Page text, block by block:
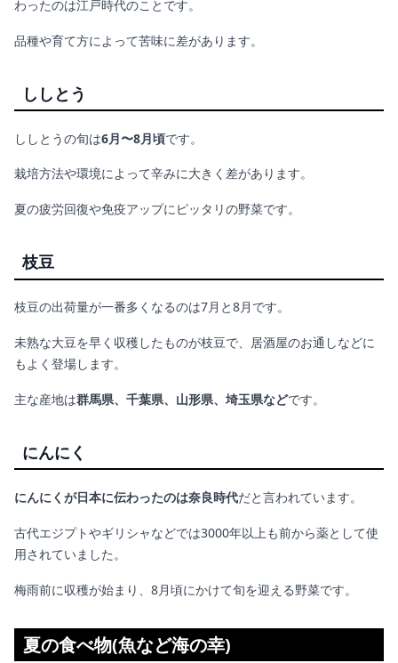
わったのは江戸時代のことです。
品種や育て方によって苦味に差があります。
ししとう
ししとうの旬は6月〜8月頃です。
栽培方法や環境によって辛みに大きく差があります。
夏の疲労回復や免疫アップにピッタリの野菜です。
枝豆
枝豆の出荷量が一番多くなるのは7月と8月です。
未熟な大豆を早く収穫したものが枝豆で、居酒屋のお通しなどに
もよく登場します。
主な産地は群馬県、千葉県、山形県、埼玉県などです。
にんにく
にんにくが日本に伝わったのは奈良時代だと言われています。
古代エジプトやギリシャなどでは3000年以上も前から薬として使
用されていました。
梅雨前に収穫が始まり、8月頃にかけて旬を迎える野菜です。
夏の食べ物(魚など海の幸)